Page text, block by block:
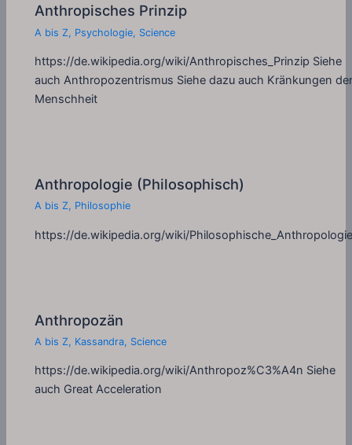
Anthropisches Prinzip
A bis Z, Psychologie, Science
https://de.wikipedia.org/wiki/Anthropisches_Prinzip Siehe
auch Anthropozentrismus Siehe dazu auch Kränkungen
Menschheit
Anthropologie (Philosophisch)
A bis Z, Philosophie
https://de.wikipedia.org/wiki/
Anthropozän
A bis Z, Kassandra, Science
https://de.wikipedia.org/wiki/Anthropoz%C3%A4n Siehe
auch Great Acceleration